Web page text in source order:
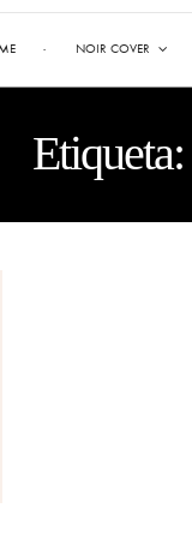
NOIR COVER
Etiqueta: